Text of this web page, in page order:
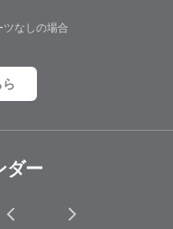
なしの場合
ダー